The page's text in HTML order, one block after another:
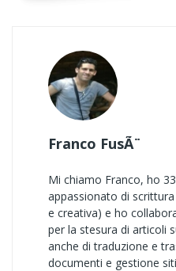
Franco FusÃ¨
Mi chiamo Franco, ho
appassionato di
e creativa) e ho
per la stesura di articoli
anche di traduzione e
documenti e gestione